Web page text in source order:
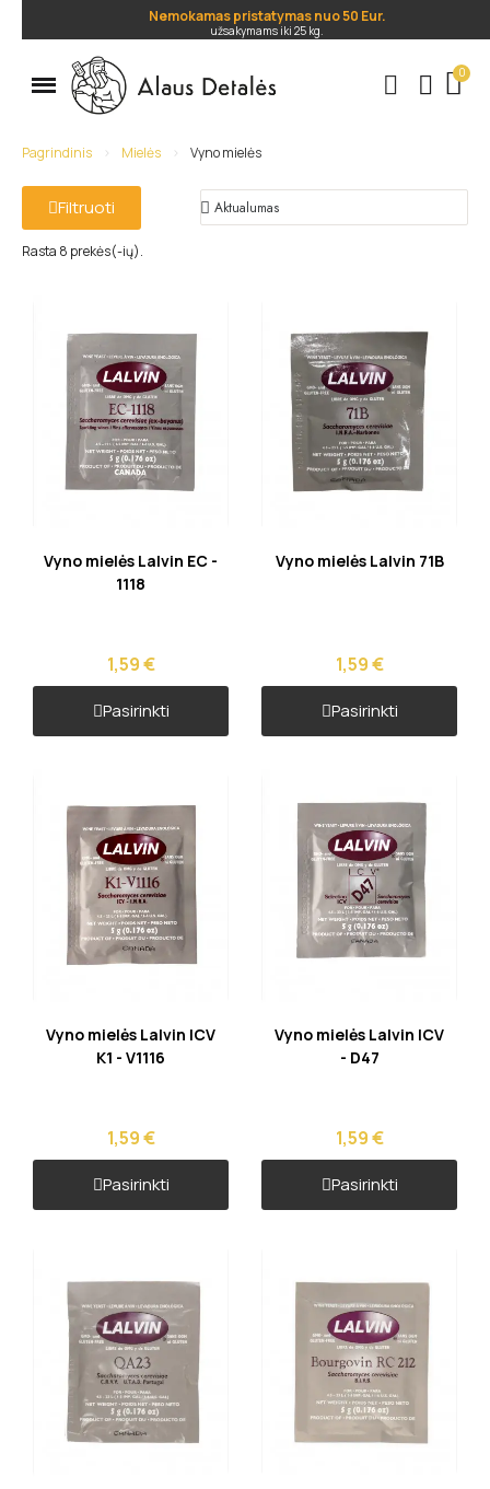
Nemokamas pristatymas nuo 50 Eur.
užsakymams iki 25 kg.
Pagrindinis Mielės Vyno mielės
Filtruoti
Rasta 8 prekės(-ių).
Greita peržiūra
Vyno mielės Lalvin EC -
1118
1,59 €
Pasirinkti
Greita peržiūra
Vyno mielės Lalvin 71B
1,59 €
Pasirinkti
Greita peržiūra
Vyno mielės Lalvin ICV
K1 - V1116
1,59 €
Pasirinkti
Greita peržiūra
Vyno mielės Lalvin ICV
- D47
1,59 €
Pasirinkti